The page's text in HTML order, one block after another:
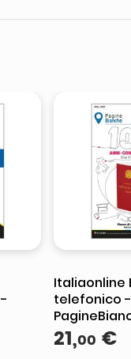
Italiaonline
telefonico
PagineGialle
TuttoCittà
21,00 €